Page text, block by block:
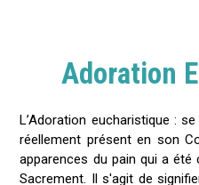
Adoration
L’Adoration eucharistique :
réellement présent en son
apparences du pain qui a
Sacrement. Il s'agit de